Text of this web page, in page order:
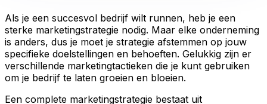
Als je een succesvol bedrijf wilt runnen, heb je een
sterke marketingstrategie nodig. Maar elke onderneming
is anders, dus je moet je strategie afstemmen op jouw
specifieke doelstellingen en behoeften. Gelukkig zijn er
verschillende marketingtactieken die je kunt gebruiken
om je bedrijf te laten groeien en bloeien.
Een complete marketingstrategie bestaat uit